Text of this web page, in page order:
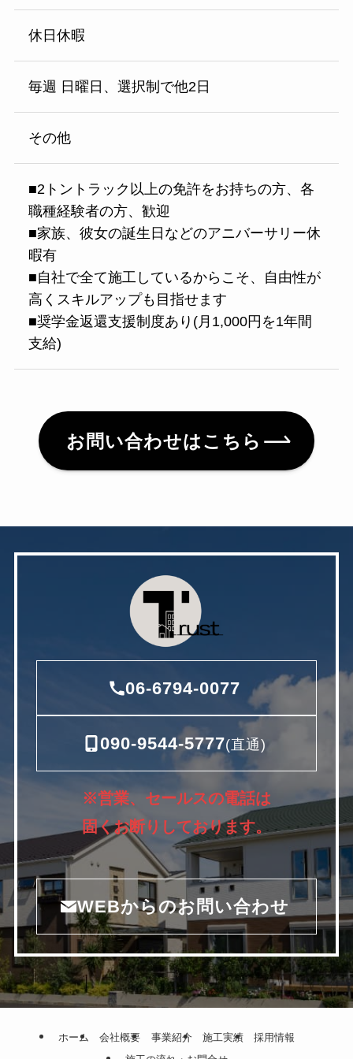
休日休暇
毎週 日曜日、選択制で他2日
その他
■2トントラック以上の免許をお持ちの方、各
職種経験者の方、歓迎
■家族、彼女の誕生日などのアニバーサリー休
暇有
■自社で全て施工しているからこそ、自由性が
高くスキルアップも目指せます
■奨学金返還支援制度あり(月1,000円を1年間
支給)
お問い合わせはこちら
06-6794-0077
090-9544-5777(直通)
※営業、セールスの電話は
固くお断りしております。
WEBからのお問い合わせ
ホーム 会社概要 事業紹介 施工実績
採用情報